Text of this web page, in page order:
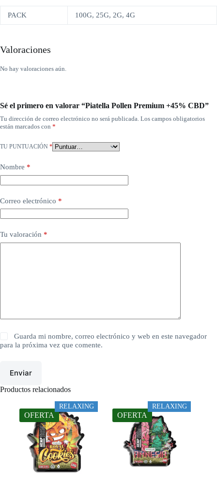
PACK 100G, 25G, 2G, 4G
Valoraciones
No hay valoraciones aún.
Sé el primero en valorar “Piatella Pollen Premium +45% CBD”
Tu dirección de correo electrónico no será publicada. Los campos obligatorios
están marcados con *
TU PUNTUACIÓN *
Nombre *
Correo electrónico *
Tu valoración *
Guarda mi nombre, correo electrónico y web en este navegador
para la próxima vez que comente.
Enviar
Productos relacionados
RELAXING
OFERTA
RELAXING
OFERTA